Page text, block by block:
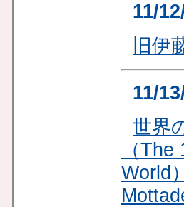
11/
旧伊
11/
世界
（
World